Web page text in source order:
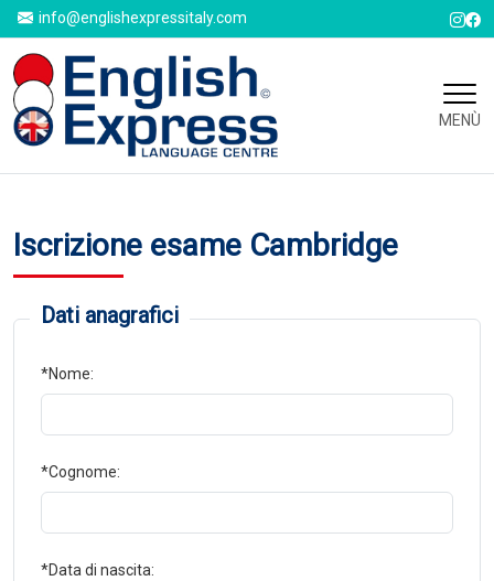
info@englishexpressitaly.com
MENÙ
Iscrizione esame Cambridge
Dati anagrafici
*Nome:
*Cognome:
*Data di nascita: